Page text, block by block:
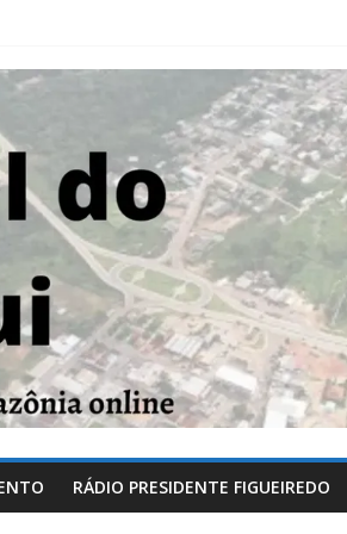
RÁDIO PRESIDENTE FIGUEIREDO